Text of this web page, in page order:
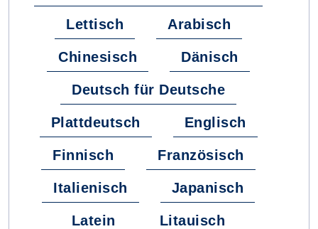
Lettisch Arabisch
Chinesisch Dänisch
Deutsch für Deutsche
Plattdeutsch Englisch
Finnisch Französisch
Italienisch Japanisch
Latein Litauisch